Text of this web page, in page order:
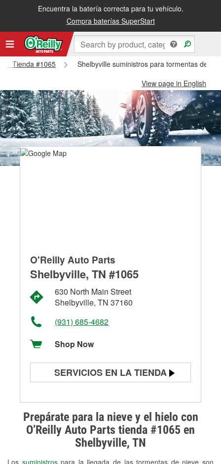
Encuentra la batería correcta para tu vehículo.
Compra baterías SuperStart
Tienda #1065
Shelbyville suministros para tormentas de
View page in English
Prepárate para la nieve y el hielo con
O’Reilly Auto Parts tienda #1065 en
Shelbyville, TN
O'Reilly Auto Parts
Shelbyville, TN #1065
630 North Main Street
Shelbyville, TN 37160
(931) 685-4682
Shop Now
SERVICIOS EN LA TIENDA
Prueba de alternadores y
arrancadores
Revisión de la luz "Check Engine"